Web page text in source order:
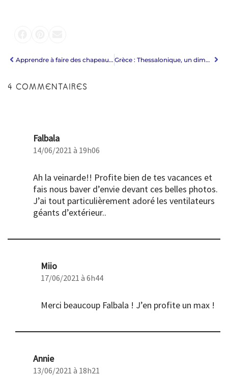
Apprendre à faire des chapeaux en feutre Grèce : Thessalonique, un dimanche
4 COMMENTAIRES
Falbala
14/06/2021 à 19h06
Ah la veinarde!! Profite bien de tes vacances et
fais nous baver d’envie devant ces belles photos.
J’ai tout particulièrement adoré les ventilateurs
géants d’extérieur..
Miio
17/06/2021 à 6h44
Merci beaucoup Falbala ! J’en profite un max !
Annie
13/06/2021 à 18h21